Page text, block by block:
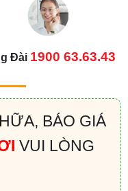
Đài 1900 63.63.43
BÁO GIÁ
VUI LÒNG